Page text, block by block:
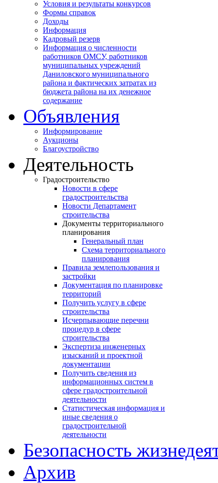
Условия и результаты конкурсов
Формы справок
Доходы
Информация
Кадровый резерв
Информация о численности
работников ОМСУ, работников
муниципальных учреждений
Даниловского муниципального
района и фактических затратах из
бюджета района на их денежное
содержание
Объявления
Информирование
Аукционы
Благоустройство
Деятельность
Градостроительство
Новости в сфере
градостроительства
Новости Департамент
строительства
Документы территориального
планирования
Генеральный план
Схема территориального
планирования
Правила землепользования и
застройки
Документация по планировке
территорий
Получить услугу в сфере
строительства
Исчерпывающие перечни
процедур в сфере
строительства
Экспертиза инженерных
изысканий и проектной
документации
Получить сведения из
информационных систем в
сфере градостроительной
деятельности
Статистическая информация и
иные сведения о
градостроительной
деятельности
Безопасность
Архив